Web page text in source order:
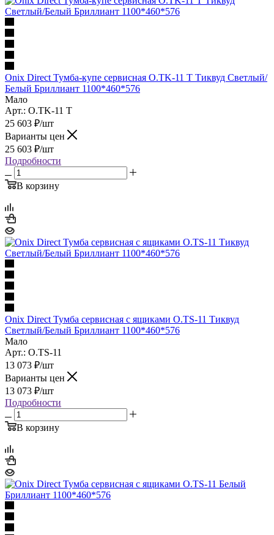
Onix Direct Тумба-купе сервисная O.TK-11 T Тиквуд Светлый/
Белый Бриллиант 1100*460*576
Мало
Арт.: O.TK-11 T
25 603 ₽/шт
Варианты цен
25 603 ₽/шт
Подробности
В корзину
Onix Direct Тумба сервисная с ящиками O.TS-11 Тиквуд
Светлый/Белый Бриллиант 1100*460*576
Мало
Арт.: O.TS-11
13 073 ₽/шт
Варианты цен
13 073 ₽/шт
Подробности
В корзину